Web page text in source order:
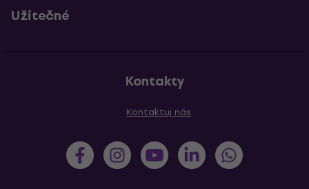
Užitečné
Kontakty
Kontaktuj nás